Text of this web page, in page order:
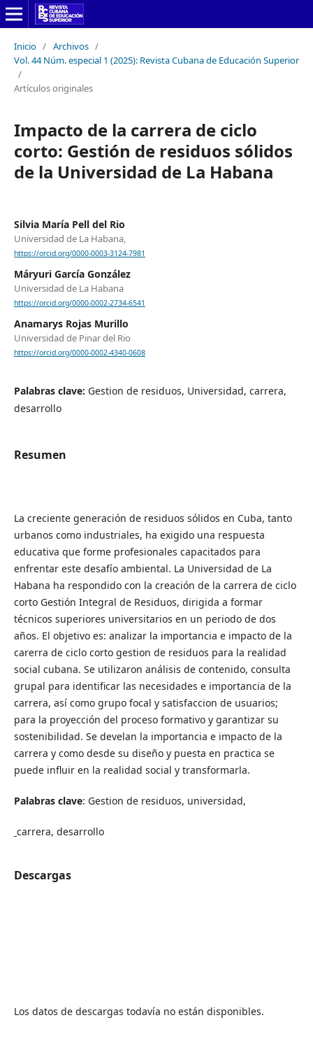
Inicio / Archivos /
Vol. 44 Núm. especial 1 (2025): Revista Cubana de Educación Superior
/
Artículos originales
Impacto de la carrera de ciclo
corto: Gestión de residuos sólidos
de la Universidad de La Habana
Silvia María Pell del Rio
Universidad de La Habana,
https://orcid.org/0000-0003-3124-7981
Máryuri García González
Universidad de La Habana
https://orcid.org/0000-0002-2734-6541
Anamarys Rojas Murillo
Universidad de Pinar del Rio
https://orcid.org/0000-0002-4340-0608
Palabras clave: Gestion de residuos, Universidad, carrera,
desarrollo
Resumen
La creciente generación de residuos sólidos en Cuba, tanto
urbanos como industriales, ha exigido una respuesta
educativa que forme profesionales capacitados para
enfrentar este desafío ambiental. La Universidad de La
Habana ha respondido con la creación de la carrera de ciclo
corto Gestión Integral de Residuos, dirigida a formar
técnicos superiores universitarios en un periodo de dos
años. El objetivo es: analizar la importancia e impacto de la
carerra de ciclo corto gestion de residuos para la realidad
social cubana. Se utilizaron análisis de contenido, consulta
grupal para identificar las necesidades e importancia de la
carrera, así como grupo focal y satisfaccion de usuarios;
para la proyección del proceso formativo y garantizar su
sostenibilidad. Se develan la importancia e impacto de la
carrera y como desde su diseño y puesta en practica se
puede influir en la realidad social y transformarla.
Palabras clave: Gestion de residuos, universidad,
carrera, desarrollo
Descargas
Los datos de descargas todavía no están disponibles.